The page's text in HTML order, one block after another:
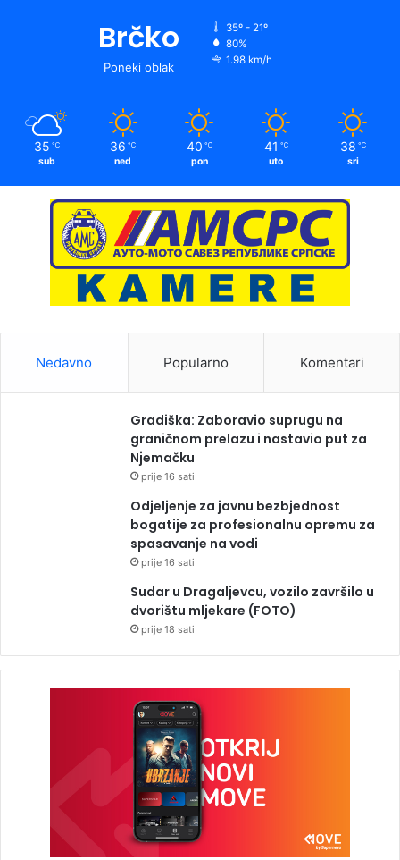
Brčko
Poneki oblak
35º - 21º
80%
1.98 km/h
35 ℃
sub
36 ℃
ned
40 ℃
pon
41 ℃
uto
38 ℃
sri
Nedavno Popularno Komentari
Gradiška: Zaboravio suprugu na
graničnom prelazu i nastavio put za
Njemačku
prije 16 sati
Odjeljenje za javnu bezbjednost
bogatije za profesionalnu opremu za
spasavanje na vodi
prije 16 sati
Sudar u Dragaljevcu, vozilo završilo u
dvorištu mljekare (FOTO)
prije 18 sati